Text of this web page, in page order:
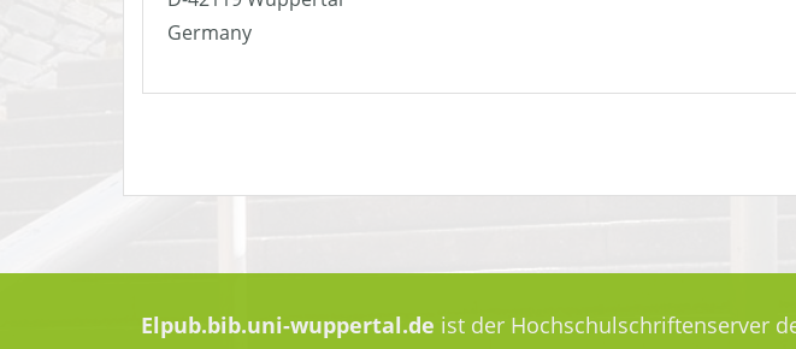
Germany
Elpub.bib.uni-wuppertal.de ist der Hochschulschriftenserver